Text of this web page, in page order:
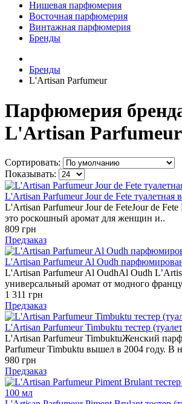
Нишевая парфюмерия
Восточная парфюмерия
Винтажная парфюмерия
Бренды
Бренды
L'Artisan Parfumeur
Парфюмерия
L'Artisan Parfumeur
Сортировать:
Показывать:
L'Artisan Parfumeur Jour de Fete туалетная
L'Artisan Parfumeur Jour de FeteJour de
это роскошный аромат для женщин и..
809 грн
Предзаказ
L'Artisan Parfumeur Al Oudh
L'Artisan Parfumeur Al OudhAl Oudh
универсальный аромат от модного
1 311 грн
Предзаказ
L'Artisan Parfumeur Timbuktu тестер
L'Artisan Parfumeur TimbuktuЖенский
Parfumeur Timbuktu вышел в 2004 году. В
980 грн
Предзаказ